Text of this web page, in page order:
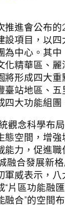
推進會公布
設項目，以
為中心。其中
化精華區、麗
將形成四大
臺站地區、
四大功能組團
觀念科學布
態空間，增
能力，促進職
融合發展新
軍威表示，
“片區功能融
合”的空間布